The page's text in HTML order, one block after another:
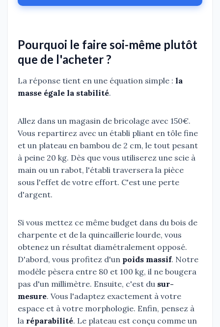
Pourquoi le faire soi-même plutôt
que de l'acheter ?
La réponse tient en une équation simple : la
masse égale la stabilité.
Allez dans un magasin de bricolage avec 150€.
Vous repartirez avec un établi pliant en tôle fine
et un plateau en bambou de 2 cm, le tout pesant
à peine 20 kg. Dès que vous utiliserez une scie à
main ou un rabot, l'établi traversera la pièce
sous l'effet de votre effort. C'est une perte
d'argent.
Si vous mettez ce même budget dans du bois de
charpente et de la quincaillerie lourde, vous
obtenez un résultat diamétralement opposé.
D'abord, vous profitez d'un poids massif. Notre
modèle pèsera entre 80 et 100 kg, il ne bougera
pas d'un millimètre. Ensuite, c'est du sur-
mesure. Vous l'adaptez exactement à votre
espace et à votre morphologie. Enfin, pensez à
la réparabilité. Le plateau est conçu comme un